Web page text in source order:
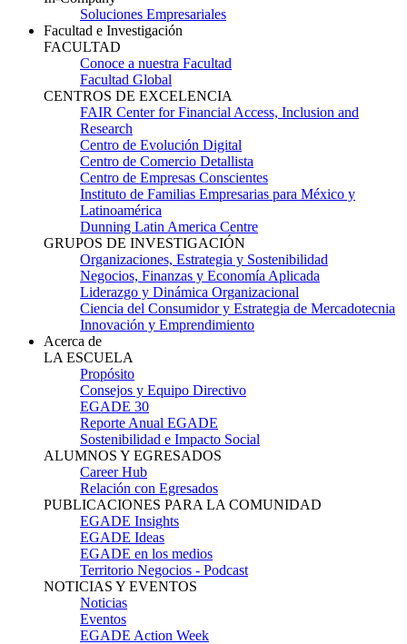
Soluciones Empresariales
Facultad e Investigación
FACULTAD
Conoce a nuestra Facultad
Facultad Global
CENTROS DE EXCELENCIA
FAIR Center for Financial Access, Inclusion and
Research
Centro de Evolución Digital
Centro de Comercio Detallista
Centro de Empresas Conscientes
Instituto de Familias Empresarias para México y
Latinoamérica
Dunning Latin America Centre
GRUPOS DE INVESTIGACIÓN
Organizaciones, Estrategia y Sostenibilidad
Negocios, Finanzas y Economía Aplicada
Liderazgo y Dinámica Organizacional
Ciencia del Consumidor y Estrategia de Mercadotecnia
Innovación y Emprendimiento
Acerca de
LA ESCUELA
Propósito
Consejos y Equipo Directivo
EGADE 30
Reporte Anual EGADE
Sostenibilidad e Impacto Social
ALUMNOS Y EGRESADOS
Career Hub
Relación con Egresados
PUBLICACIONES PARA LA COMUNIDAD
EGADE Insights
EGADE Ideas
EGADE en los medios
Territorio Negocios - Podcast
NOTICIAS Y EVENTOS
Noticias
Eventos
EGADE Action Week